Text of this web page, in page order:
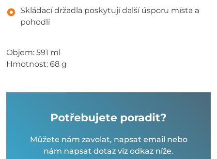
Skládací držadla poskytují další úsporu místa a
pohodlí
Objem: 591 ml
Hmotnost: 68 g
Potřebujete poradit?
Můžete nám zavolat, napsat email nebo
nám napsat dotaz viz odkaz níže.